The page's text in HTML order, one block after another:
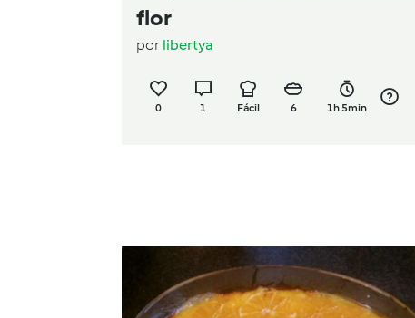
flor
por libertya
0 1 Fácil 6 1h 5min